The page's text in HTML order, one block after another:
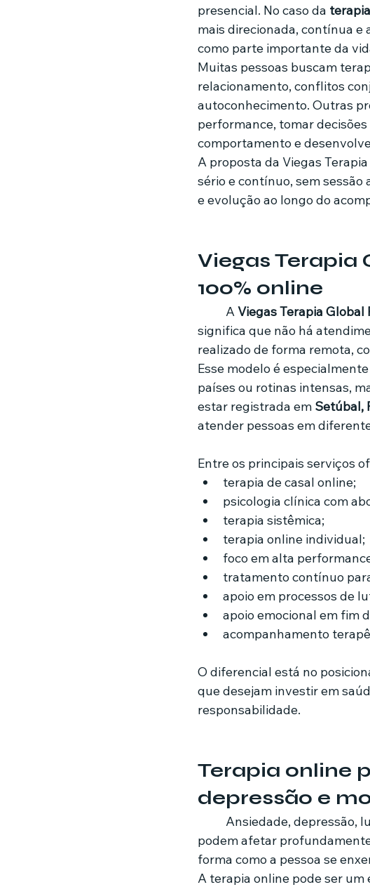
presencial. No caso da
mais direcionada, contínua e
como parte importante da
Muitas pessoas buscam
relacionamento, conflitos
autoconhecimento. Outras
performance, tomar
comportamento e
A proposta da Viegas
sério e contínuo, sem
e evolução ao longo do
Viegas
100% online
	A
Viegas Terapia Global
significa que não há
realizado de forma remota,
Esse modelo é
países ou rotinas intensas,
estar registrada em Setúbal,
atender pessoas em
Entre os principais serviços
terapia de casal online;
psicologia clínica com
terapia sistêmica;
terapia online individual;
foco em alta
tratamento contínuo
apoio em processos de
apoio emocional em fim
acompanhamento
O diferencial está no
que desejam investir em
responsabilidade.
Terapia online
depressão e
podem afetar
forma como a pessoa se
A terapia online pode ser